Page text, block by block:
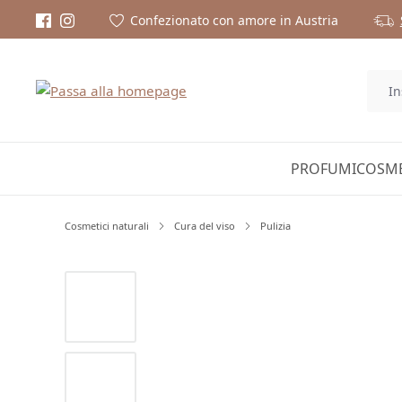
Confezionato con amore in Austria
PROFUMI
Cosmetici naturali Cura del viso Pulizia